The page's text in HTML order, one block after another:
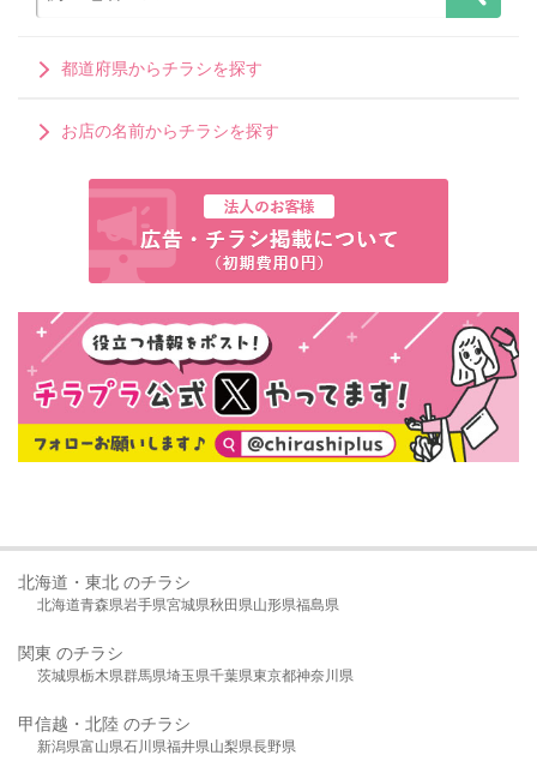
都道府県からチラシを探す
お店の名前からチラシを探す
北海道・東北 のチラシ
北海道青森県岩手県宮城県秋田県山形県福島県
関東 のチラシ
茨城県栃木県群馬県埼玉県千葉県東京都神奈川県
甲信越・北陸 のチラシ
新潟県富山県石川県福井県山梨県長野県